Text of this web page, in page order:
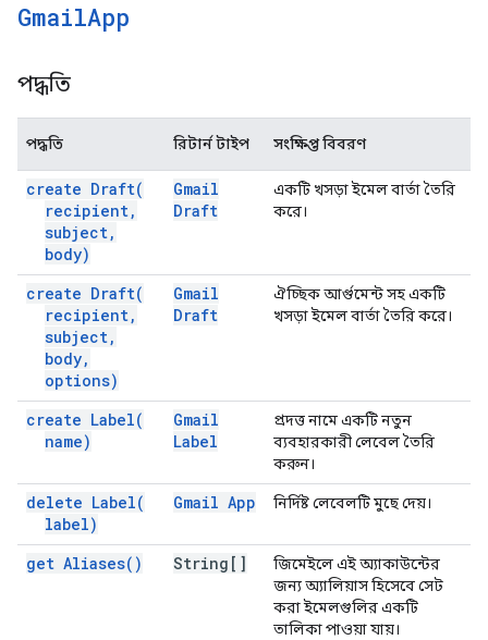
GmailApp
পদ্ধতি
পদ্ধতি রিটার্ন টাইপ সংক্ষিপ্ত বিবরণ
create Draft(
recipient,
subject,
body)
Gmail
Draft
একটি খসড়া ইমেল বার্তা তৈরি
করে।
create Draft(
recipient,
subject,
body,
options)
Gmail
Draft
ঐচ্ছিক আর্গুমেন্ট সহ একটি
খসড়া ইমেল বার্তা তৈরি করে।
create Label(
name)
Gmail
Label
প্রদত্ত নামে একটি নতুন
ব্যবহারকারী লেবেল তৈরি
করুন।
delete Label(
label)
Gmail App নির্দিষ্ট লেবেলটি মুছে দেয়।
get Aliases( ) String[]
জিমেইলে এই অ্যাকাউন্টের
জন্য অ্যালিয়াস হিসেবে সেট
করা ইমেলগুলির একটি
তালিকা পাওয়া যায়।